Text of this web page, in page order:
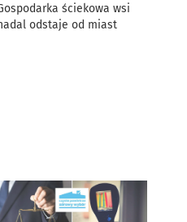
ściekowa wsi
odstaje od miast